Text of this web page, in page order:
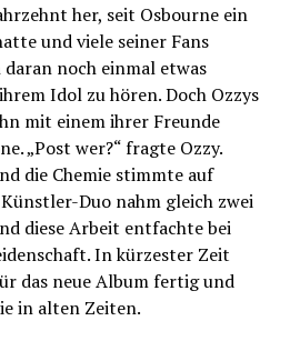
her, seit Osbourne ein
und viele seiner Fans
noch einmal etwas
Idol zu hören. Doch Ozzys
mit einem ihrer Freunde
„Post wer?“ fragte Ozzy.
die Chemie stimmte auf
Duo nahm gleich zwei
diese Arbeit entfachte bei
In kürzester Zeit
das neue Album fertig und
in alten Zeiten.